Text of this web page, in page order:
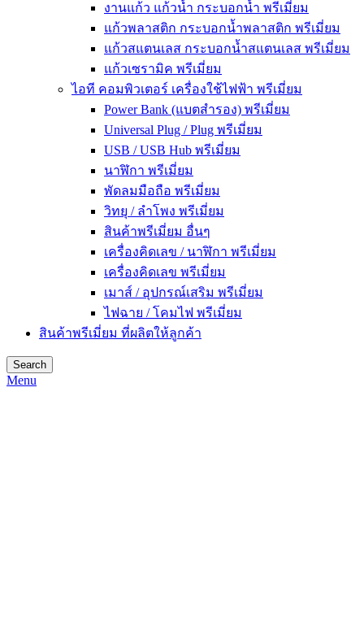
งานแก้ว แก้วน้ำ กระบอกน้ำ พรีเมี่ยม
แก้วพลาสติก กระบอกน้ำพลาสติก พรีเมี่ยม
แก้วสแตนเลส กระบอกน้ำสแตนเลส พรีเมี่ยม
แก้วเซรามิค พรีเมี่ยม
ไอที คอมพิวเตอร์ เครื่องใช้ไฟฟ้า พรีเมี่ยม
Power Bank (แบตสำรอง) พรีเมี่ยม
Universal Plug / Plug พรีเมี่ยม
USB / USB Hub พรีเมี่ยม
นาฬิกา พรีเมี่ยม
พัดลมมือถือ พรีเมี่ยม
วิทยุ / ลำโพง พรีเมี่ยม
สินค้าพรีเมี่ยม อื่นๆ
เครื่องคิดเลข / นาฬิกา พรีเมี่ยม
เครื่องคิดเลข พรีเมี่ยม
เมาส์ / อุปกรณ์เสริม พรีเมี่ยม
ไฟฉาย / โคมไฟ พรีเมี่ยม
สินค้าพรีเมี่ยม ที่ผลิตให้ลูกค้า
Search
Menu